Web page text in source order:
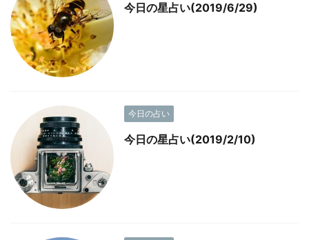
今日の星占い(2019/6/29)
今日の占い
今日の星占い(2019/2/10)